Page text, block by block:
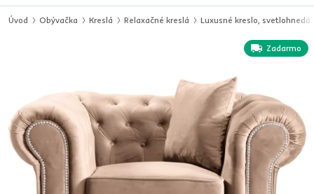
Úvod Obývačka Kreslá Relaxačné kreslá Luxusné kreslo,
Zadarmo